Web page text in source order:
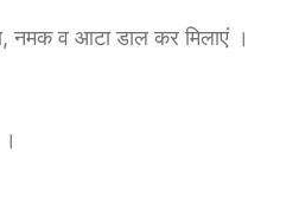
नमक व आटा डाल कर मिलाएं ।